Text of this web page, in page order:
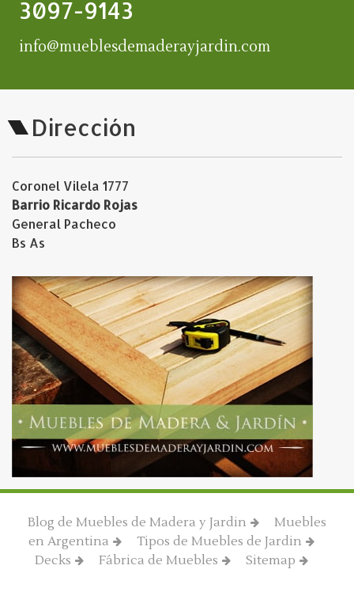
3097-9143
info@mueblesdemaderayjardin.com
Dirección
Coronel Vilela 1777
Barrio Ricardo Rojas
General Pacheco
Bs As
Blog de Muebles de Madera y Jardin
Muebles
en Argentina
Tipos de Muebles de Jardin
Decks
Fábrica de Muebles Sitemap